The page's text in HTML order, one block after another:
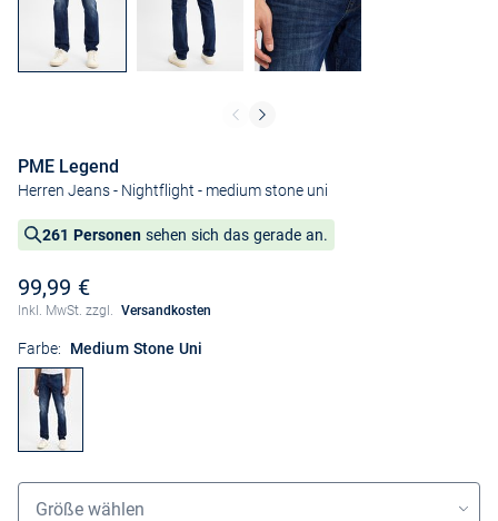
PME Legend
Herren Jeans - Nightflight - medium stone uni
261 Personen sehen sich das gerade an.
99,99 €
Inkl. MwSt. zzgl. Versandkosten
Farbe: Medium Stone Uni
Größenauswahl
Größe wählen